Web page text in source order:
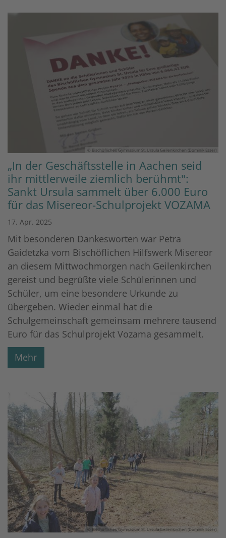
© Bischöfliches Gymnasium St. Ursula Geilenkirchen (Dominik Esser)
„In der Geschäftsstelle in Aachen seid
ihr mittlerweile ziemlich berühmt":
Sankt Ursula sammelt über 6.000 Euro
für das Misereor-Schulprojekt VOZAMA
17. Apr. 2025
Mit besonderen Dankesworten war Petra
Gaidetzka vom Bischöflichen Hilfswerk Misereor
an diesem Mittwochmorgen nach Geilenkirchen
gereist und begrüßte viele Schülerinnen und
Schüler, um eine besondere Urkunde zu
übergeben. Wieder einmal hat die
Schulgemeinschaft gemeinsam mehrere tausend
Euro für das Schulprojekt Vozama gesammelt.
Mehr
© Bischöfliches Gymnasium St. Ursula Geilenkirchen (Dominik Esser)